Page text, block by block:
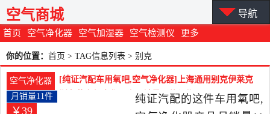
首页 空气净化器 空气加湿器 空气检测仪 更多
空气商城 导航
你的位置： 首页 > TAG信息列表 > 别克
空气净化器
[纯证汽配车用氧吧,空气净化器]上海通用别克伊莱克
斯车载空气净化器汽月销量11件仅售39元
￥39
月销量11件
纯证汽配的这件车用氧吧,